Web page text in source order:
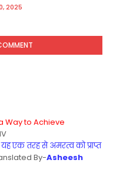
2025
Way to Achieve
एक तरह से अमरत्व को प्राप्त
By-Asheesh